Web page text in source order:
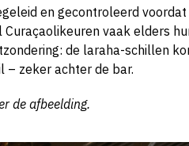
en gecontroleerd voordat
vaak elders
de laraha-schillen
– zeker achter de bar.
de afbeelding.